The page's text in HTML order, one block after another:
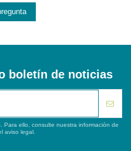
boletín de noticias
ello, consulte nuestra información de
aviso legal.